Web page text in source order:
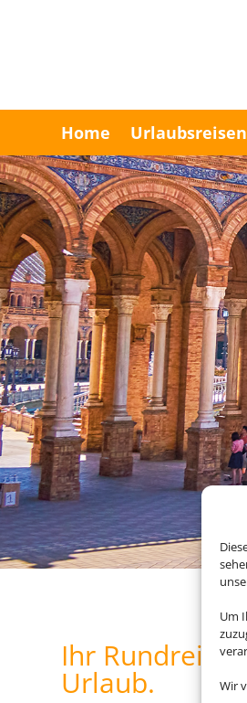
Um
Wir
Home Urlaubsreisen
Ihr
Urlaub.